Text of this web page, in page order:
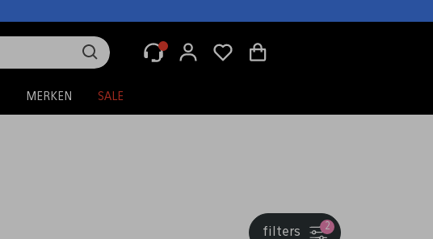
MERKEN SALE
2
filters